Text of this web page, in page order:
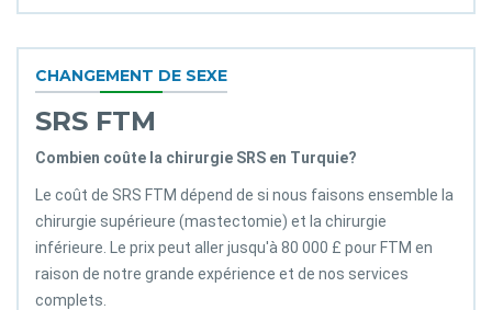
CHANGEMENT DE SEXE
SRS FTM
Combien coûte la chirurgie SRS en Turquie?
Le coût de SRS FTM dépend de si nous faisons ensemble la
chirurgie supérieure (mastectomie) et la chirurgie
inférieure. Le prix peut aller jusqu'à 80 000 £ pour FTM en
raison de notre grande expérience et de nos services
complets.